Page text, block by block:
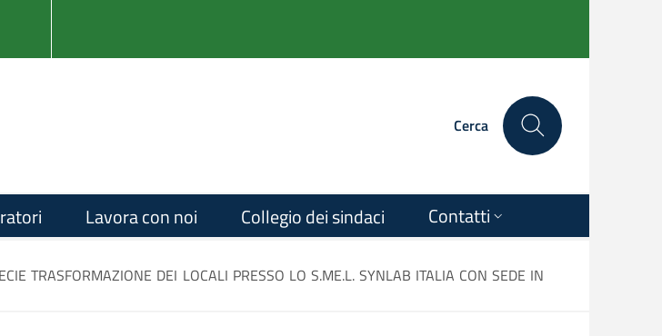
Cerca
Lavora con noi Collegio dei sindaci Contatti
TRASFORMAZIONE DEI LOCALI PRESSO LO S.ME.L. SYNLAB ITALIA CON SEDE IN